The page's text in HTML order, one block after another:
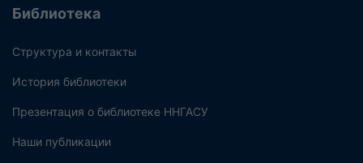
Библиотека
Структура и контакты
История библиотеки
Презентация о библиотеке ННГАСУ
Наши публикации